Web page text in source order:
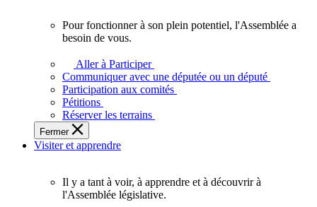
plein
potentiel,
l'Assemblée
a
besoin
de
Pour fonctionner à son plein potentiel, l'Assemblée a
besoin de vous.
Aller à Participer
Communiquer avec une députée ou un député
Participation aux comités
Pétitions
Réserver les terrains
Fermer
Visiter et apprendre
Il y a tant à voir, à apprendre et à découvrir à
l'Assemblée législative.